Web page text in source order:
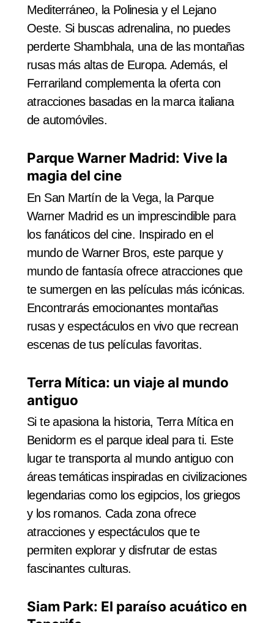
Mediterráneo, la Polinesia y el Lejano
Oeste. Si buscas adrenalina, no puedes
perderte Shambhala, una de las montañas
rusas más altas de Europa. Además, el
Ferrariland complementa la oferta con
atracciones basadas en la marca italiana
de automóviles.
Parque Warner Madrid: Vive la
magia del cine
En San Martín de la Vega, la Parque
Warner Madrid es un imprescindible para
los fanáticos del cine. Inspirado en el
mundo de Warner Bros, este parque y
mundo de fantasía ofrece atracciones que
te sumergen en las películas más icónicas.
Encontrarás emocionantes montañas
rusas y espectáculos en vivo que recrean
escenas de tus películas favoritas.
Terra Mítica: un viaje al mundo
antiguo
Si te apasiona la historia, Terra Mítica en
Benidorm es el parque ideal para ti. Este
lugar te transporta al mundo antiguo con
áreas temáticas inspiradas en civilizaciones
legendarias como los egipcios, los griegos
y los romanos. Cada zona ofrece
atracciones y espectáculos que te
permiten explorar y disfrutar de estas
fascinantes culturas.
Siam Park: El paraíso acuático en